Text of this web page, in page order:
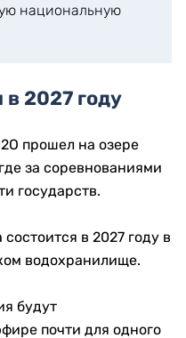
национальную
2027 году
прошел на озере
за соревнованиями
государств.
в 2027 году в
водохранилище.
будут
почти для одного